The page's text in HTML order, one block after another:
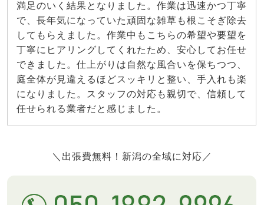
満足のいく結果となりました。作業は迅速かつ丁寧
で、長年気になっていた頑固な雑草も根こそぎ除去
してもらえました。作業中もこちらの希望や要望を
丁寧にヒアリングしてくれたため、安心してお任せ
できました。仕上がりは自然な風合いを保ちつつ、
庭全体が見違えるほどスッキリと整い、手入れも楽
になりました。スタッフの対応も親切で、信頼して
任せられる業者だと感じました。
＼出張費無料！新潟の全域に対応／